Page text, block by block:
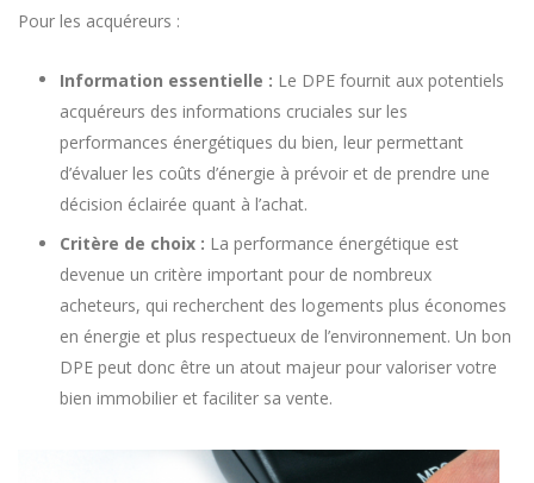
Pour les acquéreurs :
Information essentielle : Le DPE fournit aux potentiels
acquéreurs des informations cruciales sur les
performances énergétiques du bien, leur permettant
d’évaluer les coûts d’énergie à prévoir et de prendre une
décision éclairée quant à l’achat.
Critère de choix : La performance énergétique est
devenue un critère important pour de nombreux
acheteurs, qui recherchent des logements plus économes
en énergie et plus respectueux de l’environnement. Un bon
DPE peut donc être un atout majeur pour valoriser votre
bien immobilier et faciliter sa vente.